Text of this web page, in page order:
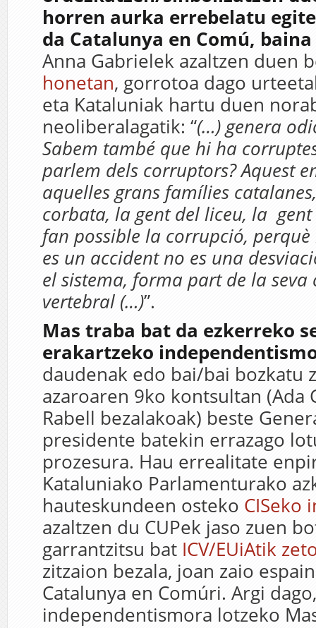
horren aurka errebelatu
da Catalunya en Comú,
Anna Gabrielek azaltzen duen
honetan, gorrotoa dago
eta Kataluniak hartu duen
neoliberalagatik: “(…) genera
Sabem també que hi ha
parlem dels corruptors? Aquest
aquelles grans famílies
corbata, la gent del liceu, la
fan possible la corrupció,
es un accident no es una
el sistema, forma part de la seva
vertebral (…)”.
Mas traba bat da ezkerreko
erakartzeko
daudenak edo bai/bai bozkatu
azaroaren 9ko kontsultan (Ada
Rabell bezalakoak) beste
presidente batekin errazago
prozesura. Hau errealitate
Kataluniako Parlamenturako
hauteskundeen osteko CISeko
azaltzen du CUPek jaso zuen
garrantzitsu bat ICV/EUiAtik
zitzaion bezala, joan zaio
Catalunya en Comúri. Argi
independentismora lotzeko